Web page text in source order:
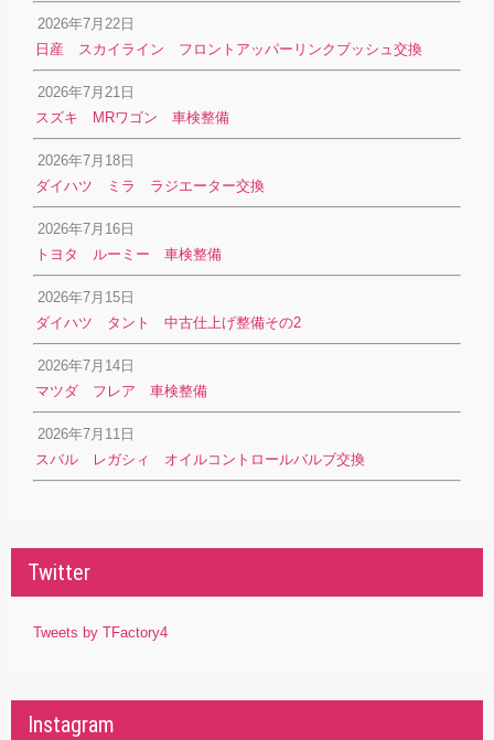
2026年7月22日
日産 スカイライン フロントアッパーリンクブッシュ交換
2026年7月21日
スズキ MRワゴン 車検整備
2026年7月18日
ダイハツ ミラ ラジエーター交換
2026年7月16日
トヨタ ルーミー 車検整備
2026年7月15日
ダイハツ タント 中古仕上げ整備その2
2026年7月14日
マツダ フレア 車検整備
2026年7月11日
スバル レガシィ オイルコントロールバルブ交換
Twitter
Tweets by TFactory4
Instagram